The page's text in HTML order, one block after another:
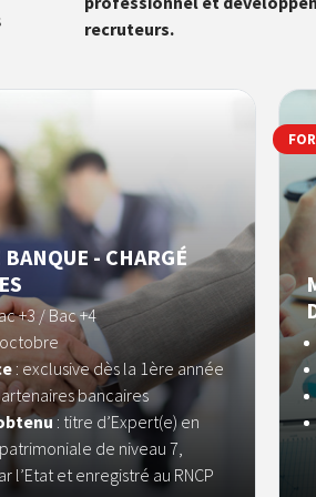
recruteurs.
- CHARGÉ
+3 / Bac +4
: exclusive dès la 1ère année
bancaires
: titre d’Expert(e) en
de niveau 7,
l’Etat et enregistré au RNCP